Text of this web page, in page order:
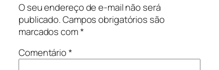
O seu endereço de e-mail não será
publicado.Campos obrigatórios são
marcados com*
Comentário*